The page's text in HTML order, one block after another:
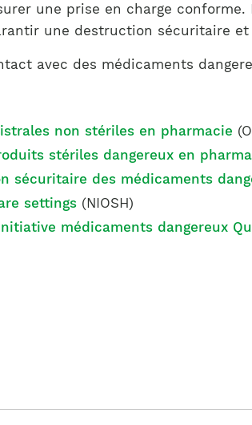
une prise en charge
une destruction sécuritaire
avec des médicaments
non stériles en pharmacie
stériles dangereux en
sécuritaire des médicaments
settings (NIOSH)
médicaments dangereux